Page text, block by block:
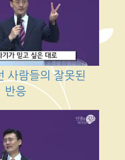
사람들의 잘못된
반응